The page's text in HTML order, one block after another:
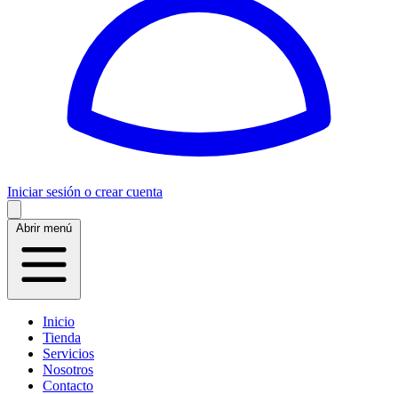
Iniciar sesión o crear cuenta
Abrir menú
Inicio
Tienda
Servicios
Nosotros
Contacto